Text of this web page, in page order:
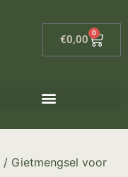
€0,00
0
/ Gietmengsel voor